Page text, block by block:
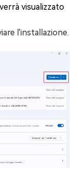
visualizzato
l'installazione.